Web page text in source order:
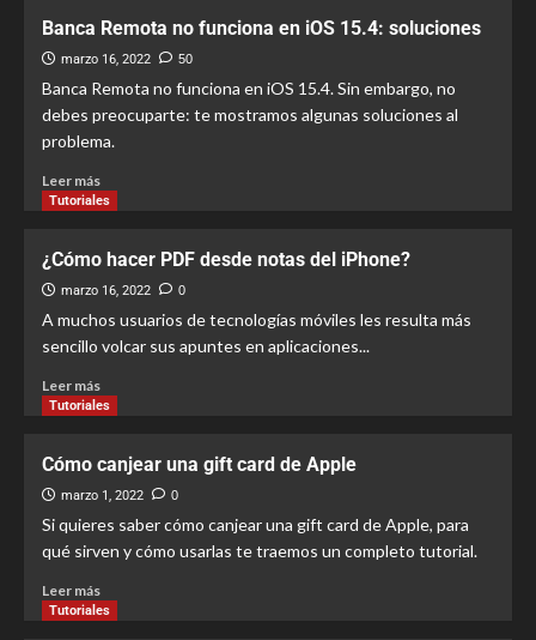
Banca Remota no funciona en iOS 15.4: soluciones
marzo 16, 2022 50
Banca Remota no funciona en iOS 15.4. Sin embargo, no
debes preocuparte: te mostramos algunas soluciones al
problema.
Leer más
Tutoriales
¿Cómo hacer PDF desde notas del iPhone?
marzo 16, 2022 0
A muchos usuarios de tecnologías móviles les resulta más
sencillo volcar sus apuntes en aplicaciones...
Leer más
Tutoriales
Cómo canjear una gift card de Apple
marzo 1, 2022 0
Si quieres saber cómo canjear una gift card de Apple, para
qué sirven y cómo usarlas te traemos un completo tutorial.
Leer más
Tutoriales